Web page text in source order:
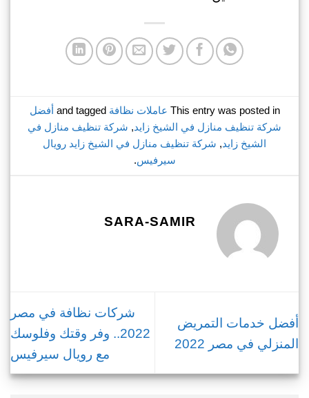
This entry was posted in عاملات نظافة and tagged
أفضل
شركة تنظيف منازل في الشيخ زايد, شركة تنظيف منازل في
الشيخ زايد, شركة تنظيف منازل في الشيخ زايد رويال
سيرفيس.
SARA-SAMIR
أفضل خدمات التمريض
المنزلي في مصر 2022
شركات نظافة في مصر
2022.. وفر وقتك وفلوسك
مع رويال سيرفيس